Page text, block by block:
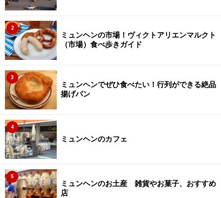
2
ミュンヘンの市場！ヴィクトアリエンマルクト
（市場）食べ歩きガイド
3
ミュンヘンでぜひ食べたい！行列ができる絶品
揚げパン
4
ミュンヘンのカフェ
5
ミュンヘンのお土産 雑貨やお菓子、おすすめ
店